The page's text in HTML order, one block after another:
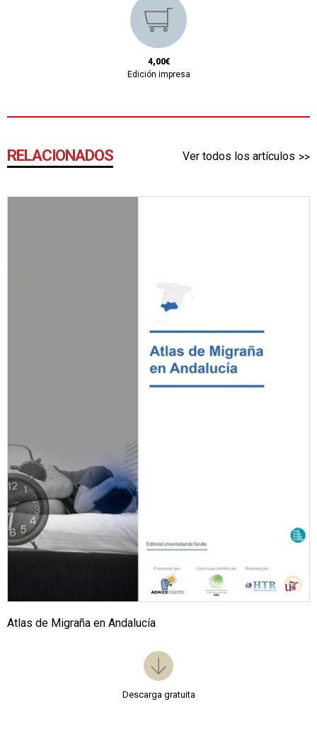
4,00€
Edición impresa
RELACIONADOS Ver todos los artículos
Atlas de Migraña en Andalucía
Descarga gratuita